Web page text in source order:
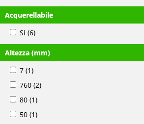
Acquerellabile
Si (6)
Altezza (mm)
7 (1)
760 (2)
80 (1)
50 (1)